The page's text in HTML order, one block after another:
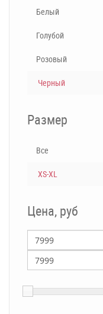
Белый
Голубой
Розовый
Черный
Размер
Все
XS-XL
Цена, руб